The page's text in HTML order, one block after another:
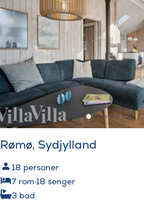
Rømø, Sydjylland
18 personer
7 rom·18 senger
3 bad